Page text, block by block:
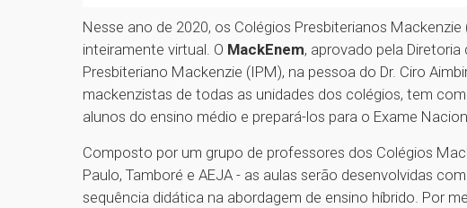
Nesse ano de 2020, os Colégios Presbiterianos
inteiramente virtual. O MackEnem, aprovado pela
Presbiteriano Mackenzie (IPM), na pessoa do Dr. Ciro
mackenzistas de todas as unidades dos colégios, tem
alunos do ensino médio e prepará-los para o Exame
Composto por um grupo de professores dos Colégios
Paulo, Tamboré e AEJA - as aulas serão desenvolvidas
sequência didática na abordagem de ensino híbrido. Por